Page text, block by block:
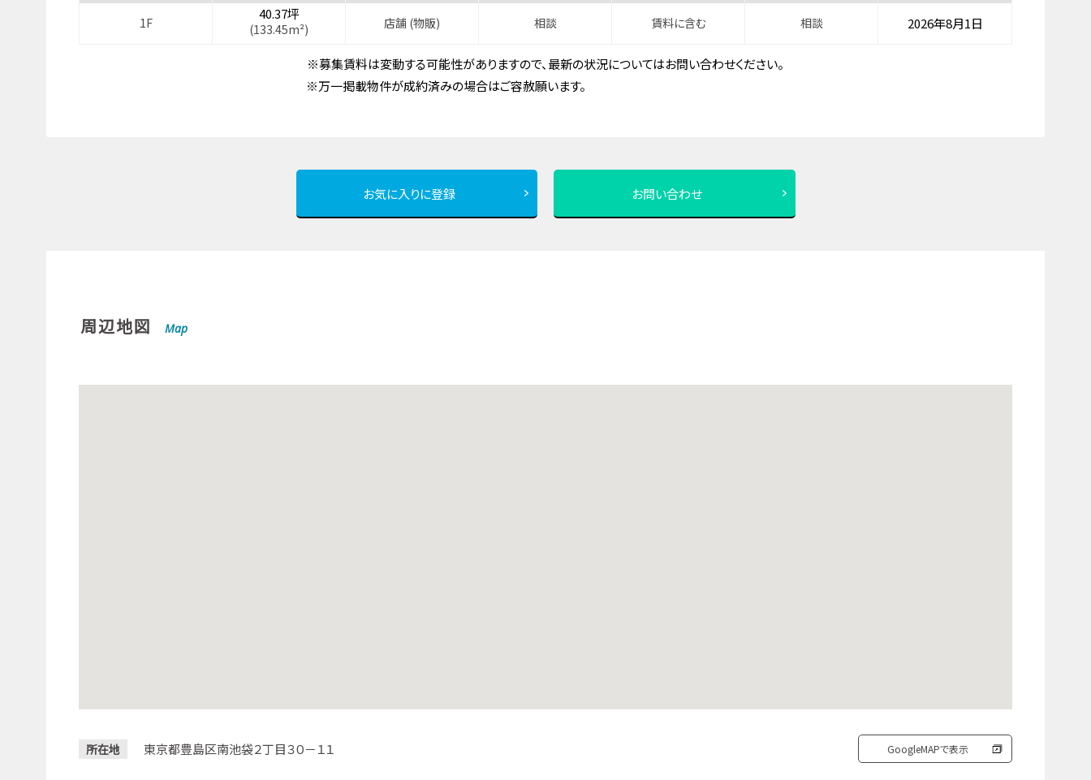
1F
40.37坪
(133.45m²) 店舗 (物販) 相談 賃料に含む 相談 2026年8月1日
※募集賃料は変動する可能性がありますので、最新の状況についてはお問い合わせください。
※万一掲載物件が成約済みの場合はご容赦願います。
お気に入りに登録 お問い合わせ
周辺地図 Map
所在地 東京都豊島区南池袋２丁目３０－１１ GoogleMAPで表示